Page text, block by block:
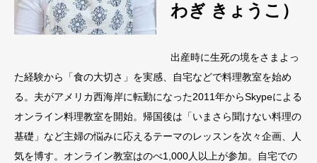
わぎ きょうこ）
出産時に生死の境をさまよっ
た経験から「食の大切さ」を実感、自宅などで料理教室を始め
る。夫がアメリカ西海岸に転勤になった2011年からSkypeによる
オンライン料理教室を開始。帰国後は「いまさら聞けない料理の
基礎」など主婦の悩みに応えるテーマのレッスンを次々企画、人
気を博す。オンライン教室はのべ1,000人以上が参加。自宅での